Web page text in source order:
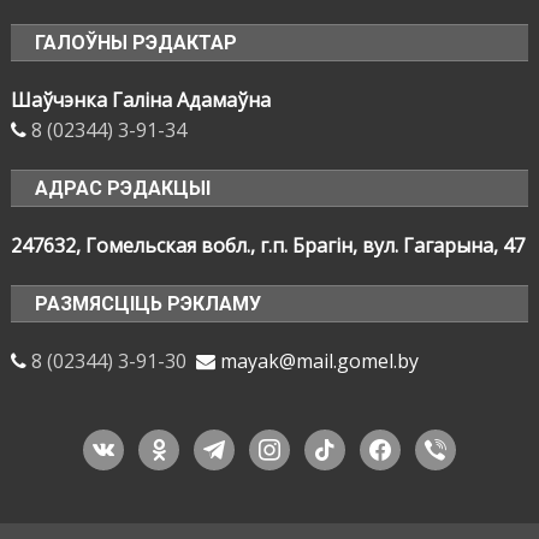
ГАЛОЎНЫ РЭДАКТАР
Шаўчэнка Галіна Адамаўна
8 (02344) 3-91-34
АДРАС РЭДАКЦЫІ
247632, Гомельская вобл., г.п. Брагін, вул. Гагарына, 47
РАЗМЯСЦІЦЬ РЭКЛАМУ
8 (02344) 3-91-30 mayak@mail.gomel.by
vkontakteodnoklassniki
telegraminstagram
tiktok facebook
viber